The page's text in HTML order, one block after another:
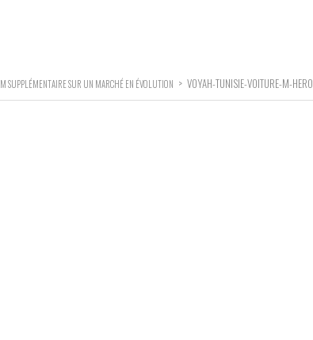
SUPPLÉMENTAIRE SUR UN MARCHÉ EN ÉVOLUTION > VOYAH-TUNISIE-VOITURE-M-HERO